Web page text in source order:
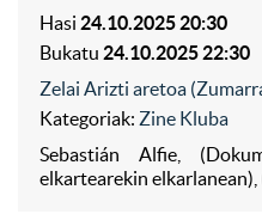
Hasi 24.10.2025 20:30
Bukatu 24.10.2025 22:30
Zelai Arizti aretoa
Kategoriak: Zine Kluba
Sebastián Alfie,
elkartearekin elkarlanean),